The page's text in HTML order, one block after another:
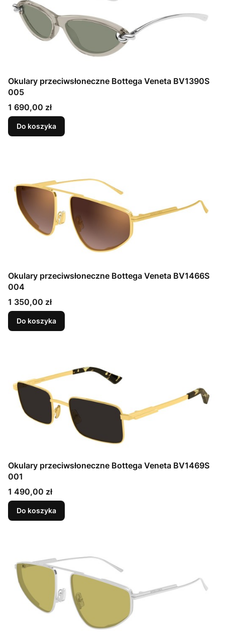
Okulary przeciwsłoneczne Bottega Veneta BV1390S
005
Cena
1 690,00 zł
Do koszyka
Okulary przeciwsłoneczne Bottega Veneta BV1466S
004
Cena
1 350,00 zł
Do koszyka
Okulary przeciwsłoneczne Bottega Veneta BV1469S
001
Cena
1 490,00 zł
Do koszyka